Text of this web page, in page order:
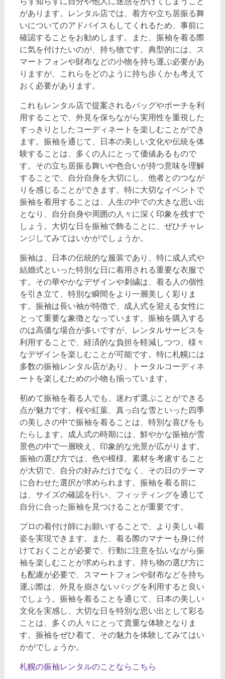
があります。レンタル店では、着方や立ち居振る舞
いについてのアドバイスもしてくれるため、事前に
確認することをお勧めします。また、振袖を着る際
に気を付けたいのが、持ち物です。典型的には、ス
マートフォンや財布などの小物を持ち運ぶ必要があ
りますが、これらをどのように持ち歩くかも考えて
おく必要があります。
これもレンタル店で提案されるバッグやポーチを利
用することで、外見を保ちながら実用性を重視した
すっきりとしたコーディネートを楽しむことができ
ます。振袖を通じて、日本の美しい文化や伝統を体
験することは、多くの人にとって価値あるもので
す。その立ち居振る舞いや色合いが持つ意味を理解
することで、自分自身を大切にし、他者とのつなが
りを感じることができます。特に大切なイベントで
振袖を着用することは、人生の中での大きな思い出
となり、自分自身や周囲の人々に深く印象を残すで
しょう。大切な日を振袖で飾ることに、ぜひチャレ
ンジしてみてはいかがでしょうか。
振袖は、日本の伝統的な服装であり、特に成人式や
結婚式といった特別な日に着用される重要な衣服で
す。その華やかなデザインや刺繍は、着る人の個性
を引き立て、特別な瞬間をより一層美しく彩りま
す。振袖は長い袖が特徴で、成人式を迎える女性に
とって重要な象徴となっています。振袖を購入する
のは高価な場合が多いですが、レンタルサービスを
利用することで、経済的な負担を軽減しつつ、様々
なデザインを楽しむことが可能です。特に札幌には
多数の振袖レンタル店があり、トータルコーディネ
ートを楽しむための小物も揃っています。
初めて振袖を着る人でも、迷わず選ぶことができる
点が魅力です。桜や紅葉、真っ白な雪といった四季
の美しさの中で振袖を着ることは、特別な喜びをも
たらします。成人式の時期には、鮮やかな振袖が雪
景色の中で一層映え、印象的な光景が広がります。
振袖の選び方では、色や模様、素材を考慮すること
が大切で、自分の好みだけでなく、その日のテーマ
に合わせた選択が求められます。振袖を着る前に
は、サイズの確認を行い、フィッティングを通じて
自分に合った振袖を見つけることが重要です。
プロの着付け師にお願いすることで、より美しい着
姿を実現できます。また、着る際のマナーも身に付
けておくことが必要で、行動に注意を払いながら振
袖を楽しむことが求められます。持ち物の選び方に
も配慮が必要で、スマートフォンや財布などを持ち
運ぶ際は、外見を崩さないバッグを利用すると良い
でしょう。振袖を着ることを通じて、日本の美しい
文化を実感し、大切な日を特別な思い出として彩る
ことは、多くの人々にとって貴重な体験となりま
す。振袖をぜひ着て、その魅力を体験してみてはい
かがでしょうか。
札幌の振袖レンタルのことならこちら